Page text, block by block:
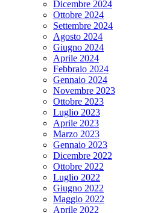
Dicembre 2024
Ottobre 2024
Settembre 2024
Agosto 2024
Giugno 2024
Aprile 2024
Febbraio 2024
Gennaio 2024
Novembre 2023
Ottobre 2023
Luglio 2023
Aprile 2023
Marzo 2023
Gennaio 2023
Dicembre 2022
Ottobre 2022
Luglio 2022
Giugno 2022
Maggio 2022
Aprile 2022